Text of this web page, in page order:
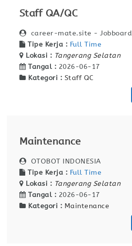
Staff QA/QC
career-mate.site - Jobboard
Tipe Kerja : Full Time
Lokasi : Tangerang Selatan
Tangal : 2026-06-17
Kategori : Staff QC
Maintenance
OTOBOT INDONESIA
Tipe Kerja : Full Time
Lokasi : Tangerang Selatan
Tangal : 2026-06-17
Kategori : Maintenance